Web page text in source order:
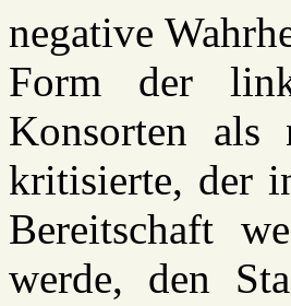
negative
Form der
Konsorten als
kritisierte, der
Bereitschaft
werde, den